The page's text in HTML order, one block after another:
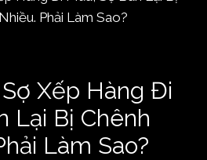
Xếp Hàng Đi
Lại Bị Chênh
Làm Sao?